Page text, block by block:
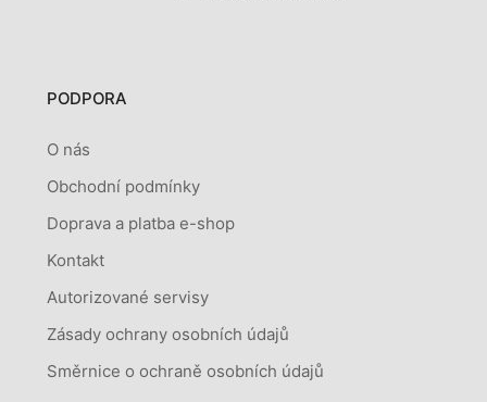
PODPORA
O nás
Obchodní podmínky
Doprava a platba e-shop
Kontakt
Autorizované servisy
Zásady ochrany osobních údajů
Směrnice o ochraně osobních údajů